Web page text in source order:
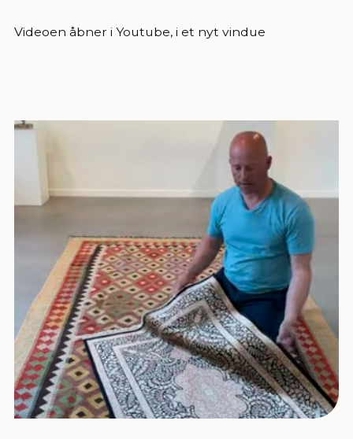
Videoen åbner i Youtube, i et nyt vindue